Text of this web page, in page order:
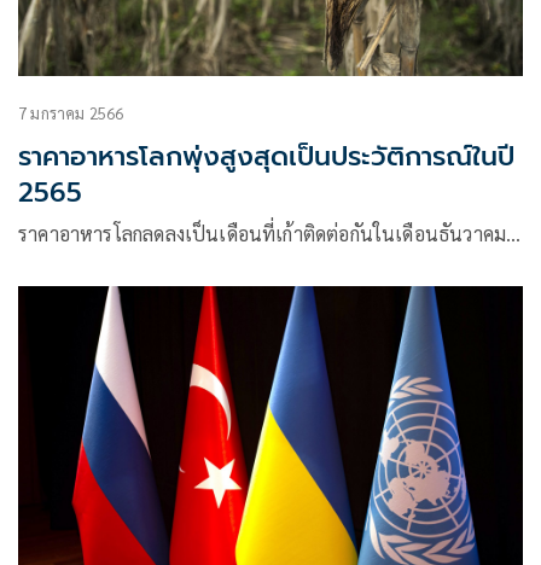
7 มกราคม 2566
ราคาอาหารโลกพุ่งสูงสุดเป็นประวัติการณ์ในปี
2565
ราคาอาหารโลกลดลงเป็นเดือนที่เก้าติดต่อกันในเดือนธันวาคม…